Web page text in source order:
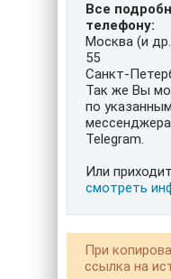
Все
телефону:
Москва (и
55
Санкт-
Так же Вы
по
Telegram.
Или
смотреть
При
ссылка на